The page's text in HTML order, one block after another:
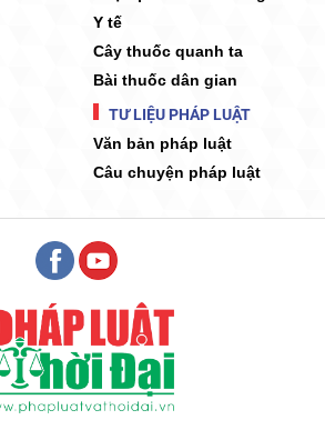
Y tế
Cây thuốc quanh ta
Bài thuốc dân gian
TƯ LIỆU PHÁP LUẬT
Văn bản pháp luật
Câu chuyện pháp luật